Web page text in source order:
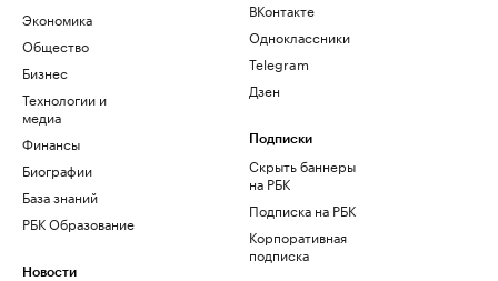
Экономика
Общество
Бизнес
Технологии и
медиа
Финансы
Биографии
База знаний
РБК Образование
Новости
ВКонтакте
Одноклассники
Telegram
Дзен
Подписки
Скрыть баннеры
на РБК
Подписка на РБК
Корпоративная
подписка